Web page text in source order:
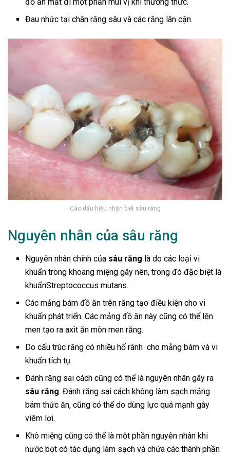
đồ ăn mất đi một phần mùi vị khi thưởng thức.
Đau nhức tại chân răng sâu và các răng lân cận.
Các dấu hiệu nhận biết sâu răng
Nguyên nhân của sâu răng
Nguyên nhân chính của sâu răng là do các loại vi
khuẩn trong khoang miệng gây nên, trong đó đặc biệt là
khuẩnStreptococcus mutans.
Các mảng bám đồ ăn trên răng tạo điều kiện cho vi
khuẩn phát triển. Các mảng đồ ăn này cũng có thể lên
men tạo ra axit ăn mòn men răng.
Do cấu trúc răng có nhiều hố rãnh cho mảng bám và vi
khuẩn tích tụ.
Đánh răng sai cách cũng có thể là nguyên nhân gây ra
sâu răng. Đánh răng sai cách không làm sạch mảng
bám thức ăn, cũng có thể do dùng lực quá mạnh gây
viêm lợi.
Khô miệng cũng có thể là một phần nguyên nhân khi
nước bọt có tác dụng làm sạch và chứa các thành phần